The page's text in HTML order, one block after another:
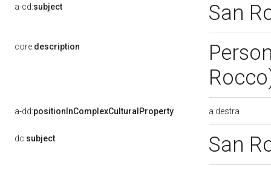
a-cd:subject San
core:description
a-dd:positionInComplexCulturalProperty a destra
dc:subject San